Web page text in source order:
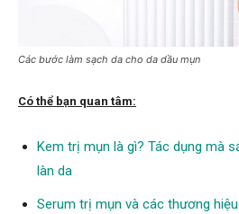
Các bước làm sạch da cho da dầu mụn
Có thể bạn quan tâm:
Kem trị mụn là gì? Tác dụng mà
làn da
Serum trị mụn và các thương